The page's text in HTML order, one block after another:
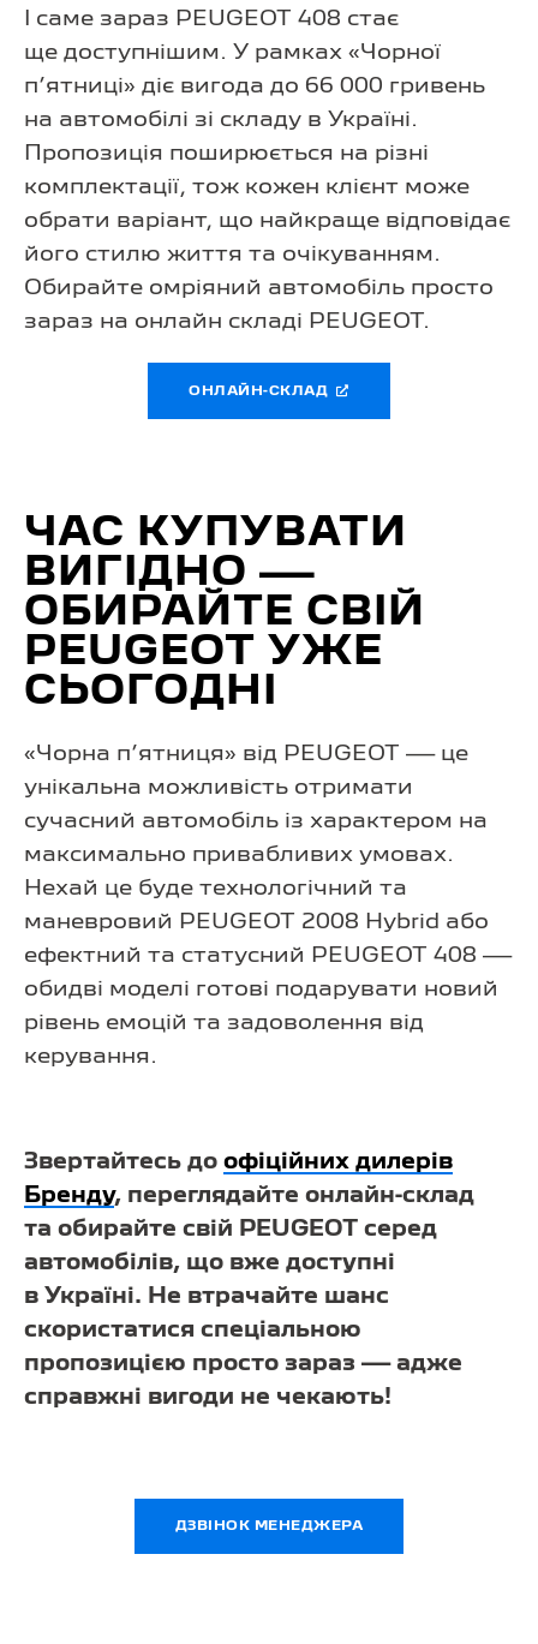
І саме зараз PEUGEOT 408 стає
ще доступнішим. У рамках «Чорної
п’ятниці» діє вигода до 66 000 гривень
на автомобілі зі складу в Україні.
Пропозиція поширюється на різні
комплектації, тож кожен клієнт може
обрати варіант, що найкраще відповідає
його стилю життя та очікуванням.
Обирайте омріяний автомобіль просто
зараз на онлайн складі PEUGEOT.
ОНЛАЙН-СКЛАД
ЧАС КУПУВАТИ
ВИГІДНО —
ОБИРАЙТЕ СВІЙ
PEUGEOT УЖЕ
СЬОГОДНІ
«Чорна п’ятниця» від PEUGEOT — це
унікальна можливість отримати
сучасний автомобіль із характером на
максимально привабливих умовах.
Нехай це буде технологічний та
маневровий PEUGEOT 2008 Hybrid або
ефектний та статусний PEUGEOT 408 —
обидві моделі готові подарувати новий
рівень емоцій та задоволення від
керування.
Звертайтесь до офіційних дилерів
Бренду, переглядайте онлайн-склад
та обирайте свій PEUGEOT серед
автомобілів, що вже доступні
в Україні. Не втрачайте шанс
скористатися спеціальною
пропозицією просто зараз — адже
справжні вигоди не чекають!
ДЗВІНОК МЕНЕДЖЕРА